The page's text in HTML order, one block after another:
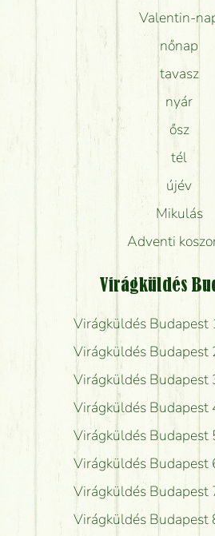
Valentin-
nőnap
tavasz
nyár
ősz
tél
újév
Mikulás
Adventi
Virágküldés
Virágküldés Budapest
Virágküldés Budapest
Virágküldés Budapest
Virágküldés Budapest
Virágküldés Budapest
Virágküldés Budapest
Virágküldés Budapest
Virágküldés Budapest